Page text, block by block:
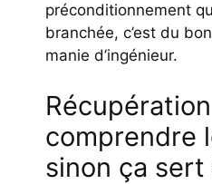
préconditionnement
branchée, c’est du
manie d’ingénieur.
comprendre
sinon ça sert